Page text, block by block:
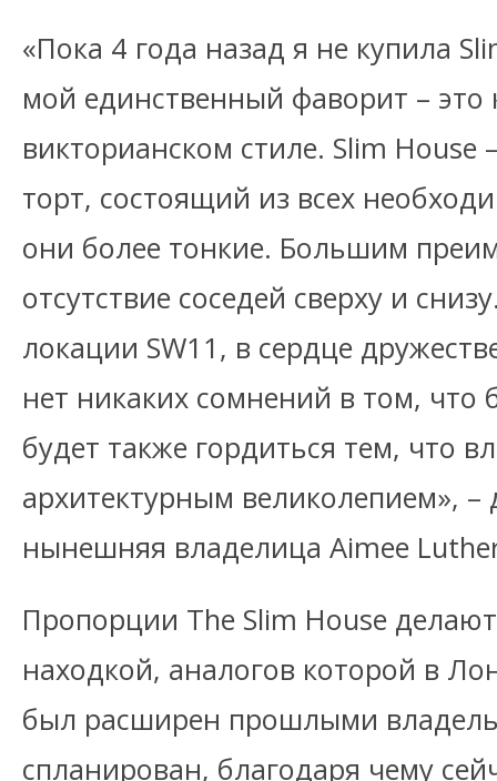
«Пока 4 года назад я не купила
мой единственный фаворит – это
викторианском стиле. Slim
торт, состоящий из всех
они более тонкие. Большим
отсутствие соседей сверху и
локации SW11, в сердце
нет никаких сомнений в том, что
будет также гордиться тем, что
архитектурным великолепием», –
нынешняя владелица Aimee
Пропорции The Slim House
находкой, аналогов которой в
был расширен прошлыми
спланирован, благодаря чему